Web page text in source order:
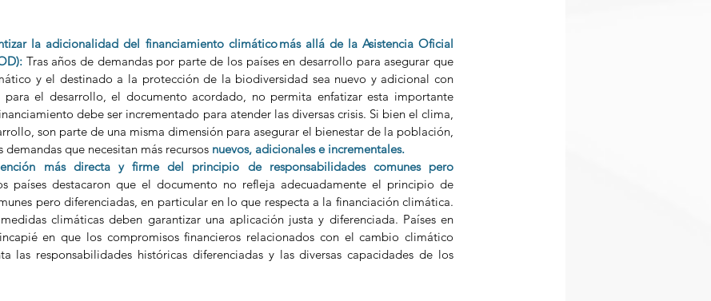
la adicionalidad del financiamiento climático más allá de la Asistencia Oficial
Tras años de demandas por parte de los países en desarrollo para asegurar que
y el destinado a la protección de la biodiversidad sea nuevo y adicional con
para el desarrollo, el documento acordado, no permita enfatizar esta importante
debe ser incrementado para atender las diversas crisis. Si bien el clima,
son parte de una misma dimensión para asegurar el bienestar de la población,
demandas que necesitan más recursos nuevos, adicionales e incrementales.
más directa y firme del principio de responsabilidades comunes pero
países destacaron que el documento no refleja adecuadamente el principio de
pero diferenciadas, en particular en lo que respecta a la financiación climática.
climáticas deben garantizar una aplicación justa y diferenciada. Países en
en que los compromisos financieros relacionados con el cambio climático
las responsabilidades históricas diferenciadas y las diversas capacidades de los